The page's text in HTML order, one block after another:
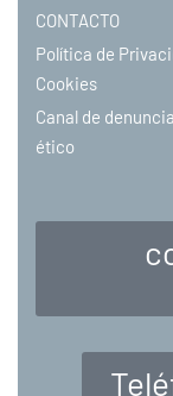
CONTACTO
Política de
Cookies
Canal de
ético